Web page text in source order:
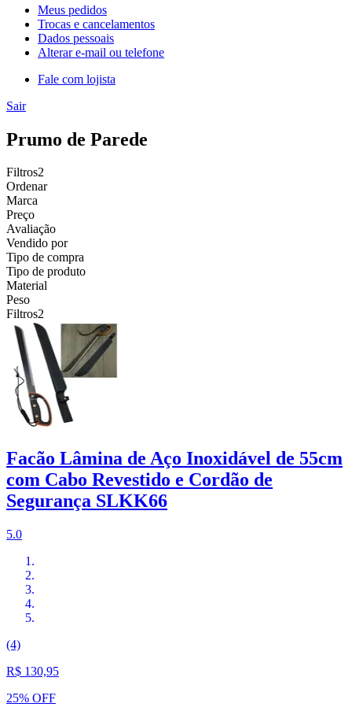
Meus pedidos
Trocas e cancelamentos
Dados pessoais
Alterar e-mail ou telefone
Fale com lojista
Sair
Prumo de Parede
Filtros2
Ordenar
Marca
Preço
Avaliação
Vendido por
Tipo de compra
Tipo de produto
Material
Peso
Filtros2
Facão Lâmina de Aço Inoxidável de 55cm
com Cabo Revestido e Cordão de
Segurança SLKK66
5.0
(4)
R$ 130,95
25% OFF